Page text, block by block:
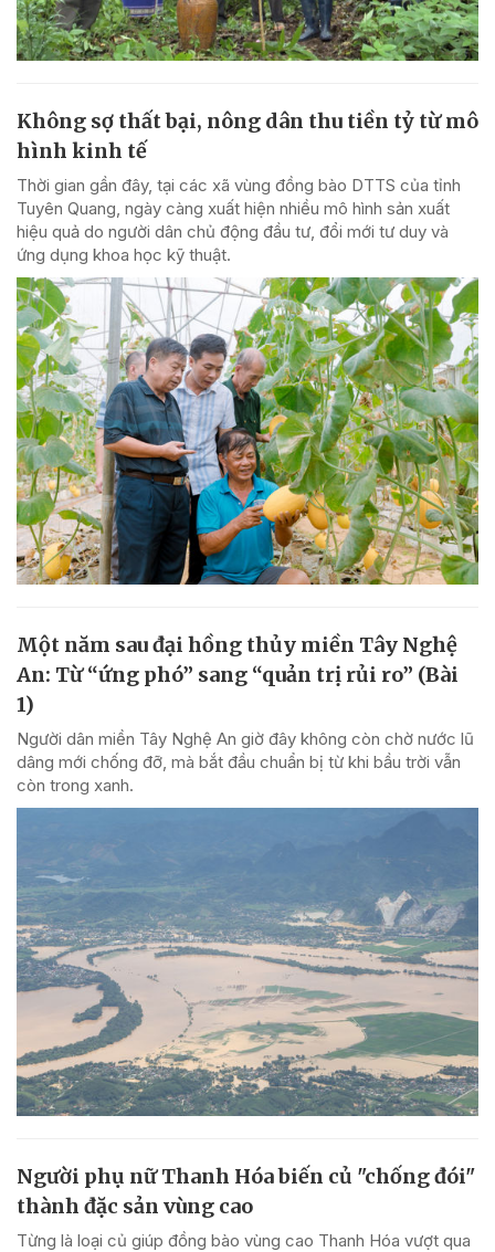
Không sợ thất bại, nông dân thu tiền tỷ từ mô
hình kinh tế
Thời gian gần đây, tại các xã vùng đồng bào DTTS của tỉnh
Tuyên Quang, ngày càng xuất hiện nhiều mô hình sản xuất
hiệu quả do người dân chủ động đầu tư, đổi mới tư duy và
ứng dụng khoa học kỹ thuật.
Một năm sau đại hồng thủy miền Tây Nghệ
An: Từ “ứng phó” sang “quản trị rủi ro” (Bài
1)
Người dân miền Tây Nghệ An giờ đây không còn chờ nước lũ
dâng mới chống đỡ, mà bắt đầu chuẩn bị từ khi bầu trời vẫn
còn trong xanh.
Người phụ nữ Thanh Hóa biến củ "chống đói"
thành đặc sản vùng cao
Từng là loại củ giúp đồng bào vùng cao Thanh Hóa vượt qua